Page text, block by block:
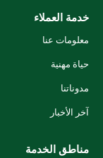
خدمة العملاء
معلومات عنا
حياة مهنية
مدوناتنا
آخر الأخبار
مناطق الخدمة